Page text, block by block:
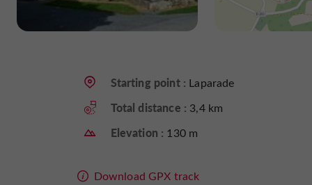
Starting point : Laparade
Total distance : 3,4 km
Elevation : 130 m
Download GPX track